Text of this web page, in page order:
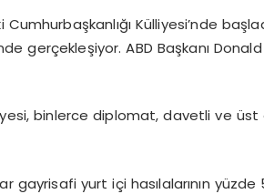
Cumhurbaşkanlığı Külliyesi’nde
gerçekleşiyor. ABD Başkanı
binlerce diplomat, davetli ve
gayrisafi yurt içi hasılalarının